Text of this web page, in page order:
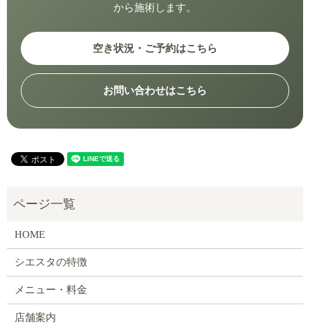
から施術します。
空き状況・ご予約はこちら
お問い合わせはこちら
HOME
シエスタの特徴
メニュー・料金
店舗案内